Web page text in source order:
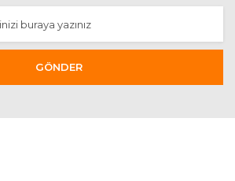
GÖNDER